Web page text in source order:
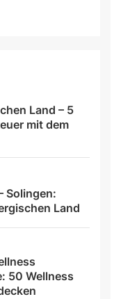
Land – 5
mit dem
Solingen:
Land
50 Wellness